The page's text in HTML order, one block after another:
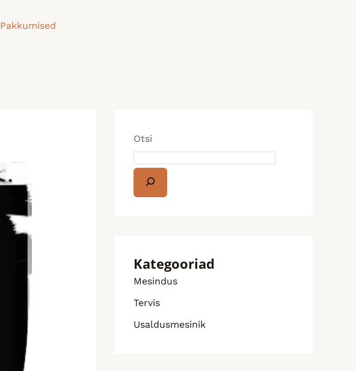
Pakkumised
Otsi
Kategooriad
Mesindus
Tervis
Usaldusmesinik